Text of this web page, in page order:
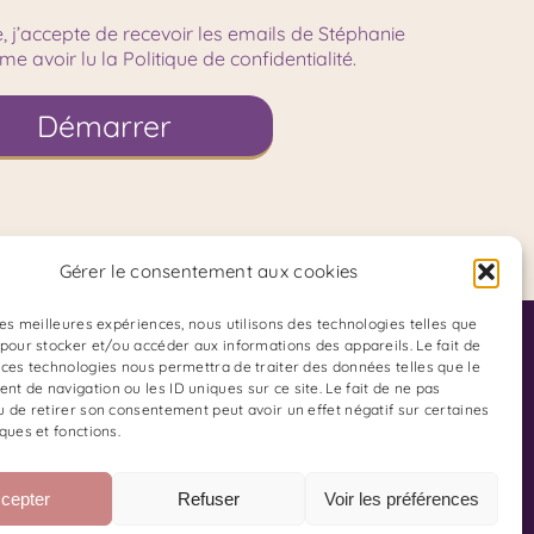
Gérer le consentement aux cookies
meilleures expériences, nous utilisons des technologies telles que
stocker et/ou accéder aux informations des appareils. Le fait de
technologies nous permettra de traiter des données telles que le
de navigation ou les ID uniques sur ce site. Le fait de ne pas
de retirer son consentement peut avoir un effet négatif sur certaines
et fonctions.
Refuser Voir les préférences
Adresse du Cabinet :
85 Boulevard Charles Arnould
51100 REIMS
TikTok
sur Instagram